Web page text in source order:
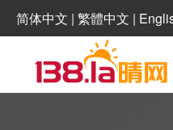
简体中文 | 繁體中文 |